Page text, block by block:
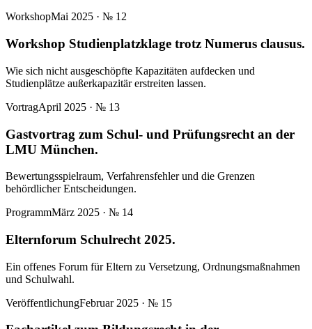
WorkshopMai 2025 · № 12
Workshop Studienplatzklage trotz Numerus clausus.
Wie sich nicht ausgeschöpfte Kapazitäten aufdecken und
Studienplätze außerkapazitär erstreiten lassen.
VortragApril 2025 · № 13
Gastvortrag zum Schul- und Prüfungsrecht an der
LMU München.
Bewertungsspielraum, Verfahrensfehler und die Grenzen
behördlicher Entscheidungen.
ProgrammMärz 2025 · № 14
Elternforum Schulrecht 2025.
Ein offenes Forum für Eltern zu Versetzung, Ordnungsmaßnahmen
und Schulwahl.
VeröffentlichungFebruar 2025 · № 15